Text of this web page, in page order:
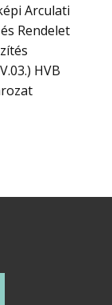
Arculati
Rendelet
HVB